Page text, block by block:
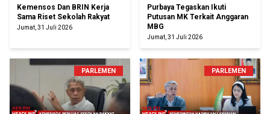
Kemensos Dan BRIN Kerja
Sama Riset Sekolah Rakyat
Jumat, 31 Juli 2026
Purbaya Tegaskan Ikuti
Putusan MK Terkait Anggaran
MBG
Jumat, 31 Juli 2026
PARLEMEN PARLEMEN